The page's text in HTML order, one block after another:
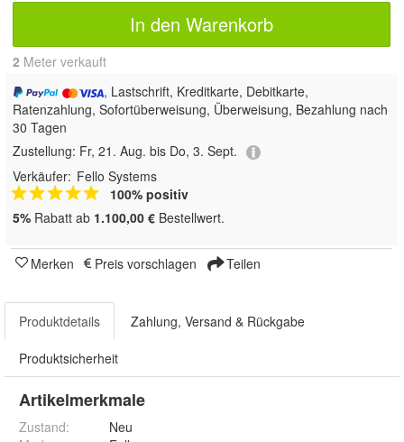
In den Warenkorb
2 Meter verkauft
, Lastschrift, Kreditkarte, Debitkarte,
Ratenzahlung, Sofortüberweisung, Überweisung, Bezahlung nach
30 Tagen
Zustellung: Fr, 21. Aug. bis Do, 3. Sept.
Verkäufer: Fello Systems
100% positiv
5% Rabatt ab 1.100,00 € Bestellwert.
Merken Preis vorschlagen Teilen
Produktdetails Zahlung, Versand & Rückgabe
Produktsicherheit
Artikelmerkmale
Zustand:
Neu